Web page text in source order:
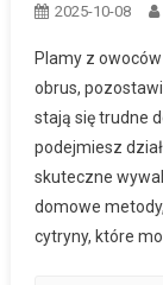
2025-10-08
Plamy z
obrus,
stają się trudne
podejmiesz
skuteczne
domowe
cytryny, które